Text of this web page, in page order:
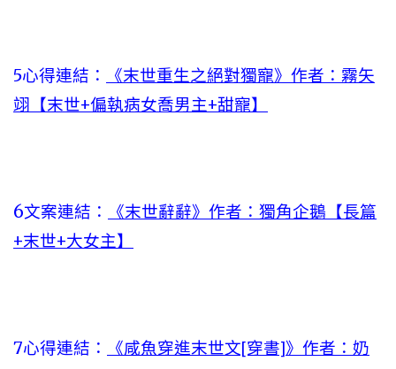
5心得連結：
《末世重生之絕對獨寵》作者：霧矢
翊【末世+偏執病女喬男主+甜寵】
6文案連結：
《末世辭辭》作者：獨角企鵝【長篇
+末世+大女主】
7心得連結：
《咸魚穿進末世文[穿書]》作者：奶